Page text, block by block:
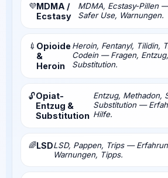
💜MDMA /
Ecstasy
MDMA, Ecstasy-Pillen
Safer Use, Warnungen.
💉 Opioide
&
Heroin
Heroin, Fentanyl, Tilidin,
Codein — Fragen, Entzug,
Substitution.
🔓Opiat-
Entzug &
Substitution
Entzug, Methadon,
Substitution —
Hilfe.
🌈LSDLSD, Pappen, Trips —
Warnungen, Tipps.